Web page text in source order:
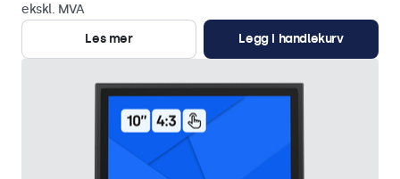
ekskl. MVA
Les mer
Legg i handlekurv